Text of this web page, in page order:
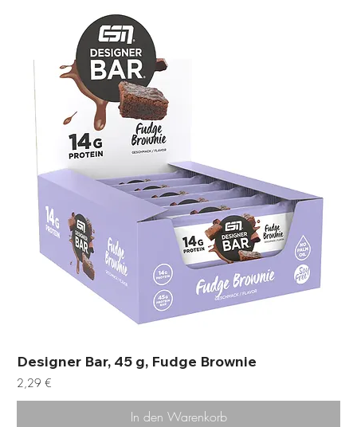
Designer Bar, 45 g, Fudge Brownie
Preis
2,29 €
In den Warenkorb